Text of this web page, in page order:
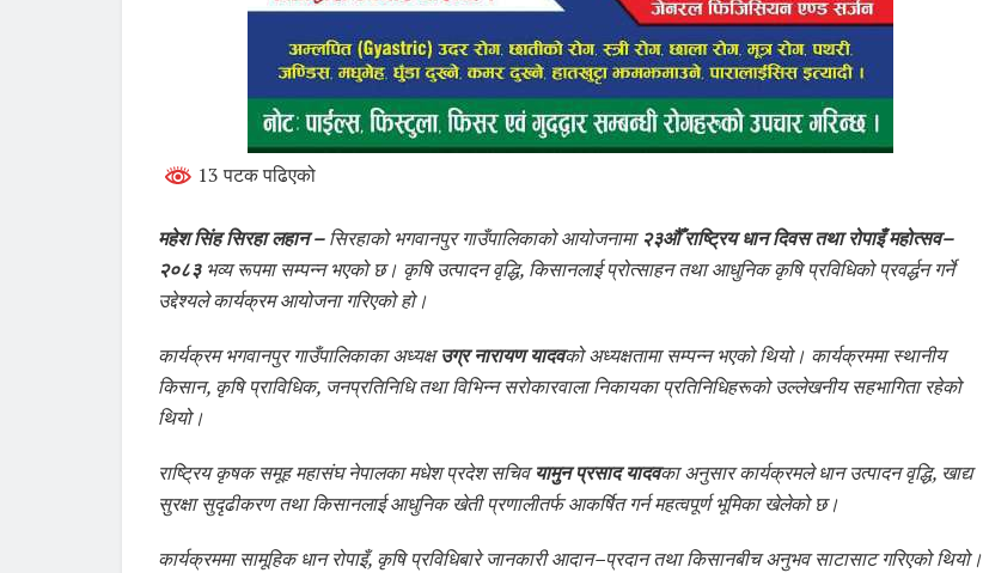
13 पटक पढिएको
महेश सिंह सिरहा लहान –सिरहाको भगवानपुर गाउँपालिकाको आयोजनामा२३औँ राष्ट्रिय धान दिवस तथा रोपाइँ महोत्सव–
२०८३भव्य रूपमा सम्पन्न भएको छ। कृषि उत्पादन वृद्धि, किसानलाई प्रोत्साहन तथा आधुनिक कृषि प्रविधिको प्रवर्द्धन गर्ने
उद्देश्यले कार्यक्रम आयोजना गरिएको हो।
कार्यक्रम भगवानपुर गाउँपालिकाका अध्यक्षउग्र नारायण यादवको अध्यक्षतामा सम्पन्न भएको थियो। कार्यक्रममा स्थानीय
किसान, कृषि प्राविधिक, जनप्रतिनिधि तथा विभिन्न सरोकारवाला निकायका प्रतिनिधिहरूको उल्लेखनीय सहभागिता रहेको
थियो।
राष्ट्रिय कृषक समूह महासंघ नेपालका मधेश प्रदेश सचिवयामुन प्रसाद यादवका अनुसार कार्यक्रमले धान उत्पादन वृद्धि, खाद्य
सुरक्षा सुदृढीकरण तथा किसानलाई आधुनिक खेती प्रणालीतर्फ आकर्षित गर्न महत्वपूर्ण भूमिका खेलेको छ।
कार्यक्रममा सामूहिक धान रोपाइँ, कृषि प्रविधिबारे जानकारी आदान–प्रदान तथा किसानबीच अनुभव साटासाट गरिएको थियो।